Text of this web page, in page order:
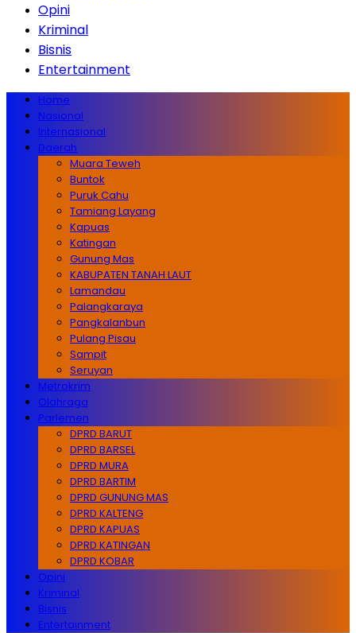
Opini
Kriminal
Bisnis
Entertainment
Home
Nasional
Internasional
Daerah
Muara Teweh
Buntok
Puruk Cahu
Tamiang Layang
Kapuas
Katingan
Gunung Mas
KABUPATEN TANAH LAUT
Lamandau
Palangkaraya
Pangkalanbun
Pulang Pisau
Sampit
Seruyan
Metrokrim
Olahraga
Parlemen
DPRD BARUT
DPRD BARSEL
DPRD MURA
DPRD BARTIM
DPRD GUNUNG MAS
DPRD KALTENG
DPRD KAPUAS
DPRD KATINGAN
DPRD KOBAR
Opini
Kriminal
Bisnis
Entertainment